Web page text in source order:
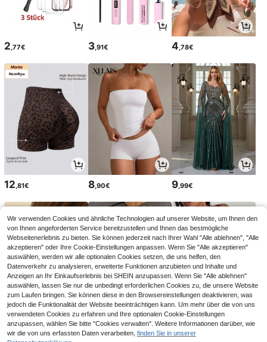
2,77€ 3,91€ 4,78€
12,81€ 8,90€ 9,99€
3,74€ 20,58€ 12,97€13,32€ -2%
Wir verwenden Cookies und ähnliche Technologien auf unserer Website, um Ihnen den
von Ihnen angeforderten Service bereitzustellen und Ihnen das bestmögliche
Webseitenerlebnis zu bieten. Sie können jederzeit nach Ihrer Wahl "Alle ablehnen", "Alle
akzeptieren" oder Ihre Cookie-Einstellungen anpassen. Wenn Sie "Alle akzeptieren"
auswählen, werden wir alle optionalen Cookies setzen, die uns helfen, den
Datenverkehr zu analysieren, erweiterte Funktionen anzubieten und Inhalte und
Anzeigen an Ihr Einkaufserlebnis bei SHEIN anzupassen. Wenn Sie "Alle ablehnen"
auswählen, lassen Sie nur die unbedingt erforderlichen Cookies zu, die unsere Website
zum Laufen bringen. Sie können diese in den Browsereinstellungen deaktivieren, was
jedoch die Funktionalität der Website beeinträchtigen kann. Um mehr über die von uns
verwendeten Cookies zu erfahren und Ihre optionalen Cookie-Einstellungen
anzupassen, wählen Sie bitte "Cookies verwalten". Weitere Informationen darüber, wie
wir die von uns erfassten Daten verarbeiten, finden Sie in unserer